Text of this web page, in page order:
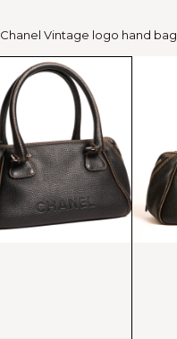
Chanel Vintage logo hand bag